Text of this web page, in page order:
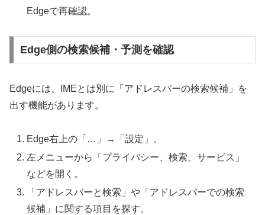
Edgeで再確認。
Edge側の検索候補・予測を確認
Edgeには、IMEとは別に「アドレスバーの検索候補」を
出す機能があります。
Edge右上の「…」→「設定」。
左メニューから「プライバシー、検索、サービス」
などを開く。
「アドレスバーと検索」や「アドレスバーでの検索
候補」に関する項目を探す。